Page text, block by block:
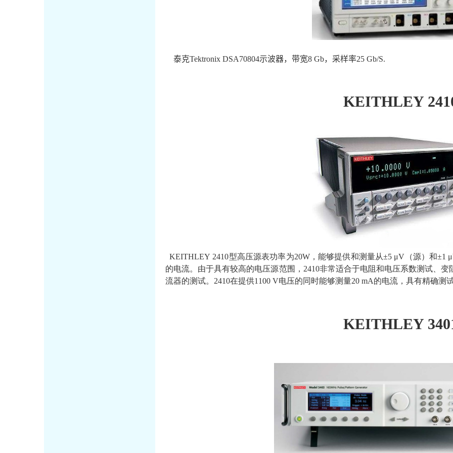
泰克Tektronix DSA70804示波器，带宽8 Gb，采样率25 Gb/S.
KEITHLEY
KEITHLEY 2410型高压源表功率为20W，能够提供和测量从±5 μV（源）和±1
的电流。由于具有较高的电压源范围，2410非常适合于电阻和电压系数测试、
流器的测试。2410在提供1100 V电压的同时能够测量20 mA的电流，具有精确测
KEITHLEY